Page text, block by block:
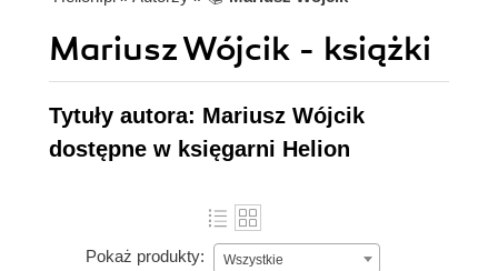
Mariusz Wójcik - książki
Tytuły autora: Mariusz Wójcik
dostępne w księgarni Helion
Pokaż produkty: Wszystkie